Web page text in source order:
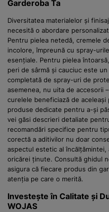
Garderoba Ta
Diversitatea materialelor și
necesită o abordare
Pentru pielea netedă, cremele
incolore, împreună cu spray-
esențiale. Pentru pielea
peri de sârmă și cauciuc este
completată de spray-uri de
asemenea, nu uita de accesorii
curelele beneficiază de aceleași
produse dedicate pentru a-și
vei găsi descrieri detaliate
recomandări specifice pentru
corectă a aditivilor nu doar
aspectul estetic al
oricărei ținute. Consultă ghidul
asigura că fiecare produs din
atenția pe care o merită.
Investește în Calitate și
WOJAS